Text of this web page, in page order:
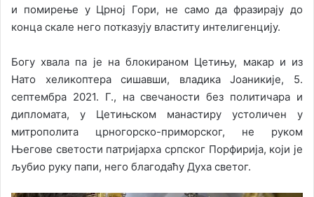
и помирење у Црној Гори, не само да фразирају до
конца скале него потказују властиту интелигенцију.
Богу хвала па је на блокираном Цетињу, макар и из
Нато хеликоптера сишавши, владика Јоаникије, 5.
септембра 2021. Г., на свечаности без политичара и
дипломата, у Цетињском манастиру устоличен у
митрополита црногорско-приморског, не руком
Његове светости патријарха српског Порфирија, који је
љубио руку папи, него благодаћу Духа светог.